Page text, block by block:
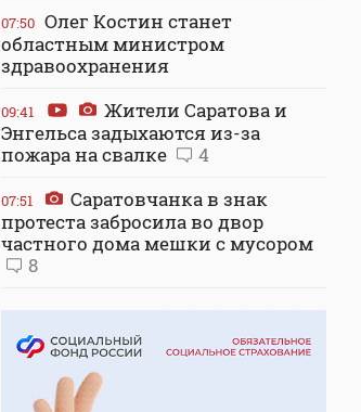
07:50 Олег Костин станет
областным министром
здравоохранения
09:41
Жители Саратова и
Энгельса задыхаются из-за
пожара на свалке
4
07:51
Саратовчанка в знак
протеста забросила во двор
частного дома мешки с мусором
8